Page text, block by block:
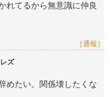
れてるから無意識に仲良
［通報］
ズ
めたい。関係壊したくな